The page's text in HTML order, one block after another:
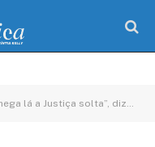
solta”, diz Angelo Coronel ao criticar audiência de custódia